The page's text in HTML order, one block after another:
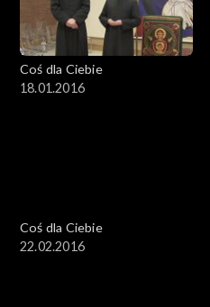
Coś dla Ciebie
18.01.2016
Coś dla Ciebie
22.02.2016